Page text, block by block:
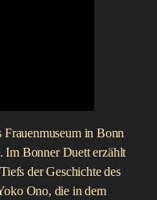
Frauenmuseum in Bonn
Im Bonner Duett erzählt
der Geschichte des
Ono, die in dem